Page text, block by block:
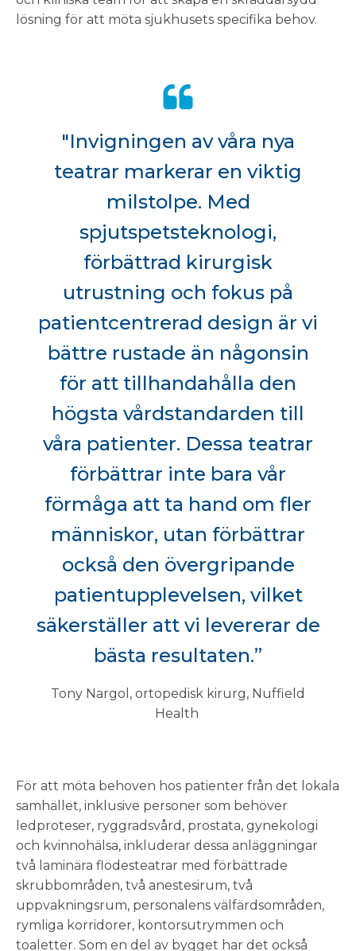
lösning för att möta sjukhusets specifika behov.
"Invigningen av våra nya
teatrar markerar en viktig
milstolpe. Med
spjutspetsteknologi,
förbättrad kirurgisk
utrustning och fokus på
patientcentrerad design är vi
bättre rustade än någonsin
för att tillhandahålla den
högsta vårdstandarden till
våra patienter. Dessa teatrar
förbättrar inte bara vår
förmåga att ta hand om fler
människor, utan förbättrar
också den övergripande
patientupplevelsen, vilket
säkerställer att vi levererar de
bästa resultaten.”
Tony Nargol, ortopedisk kirurg, Nuffield
Health
För att möta behoven hos patienter från det lokala
samhället, inklusive personer som behöver
ledproteser, ryggradsvård, prostata, gynekologi
och kvinnohälsa, inkluderar dessa anläggningar
två laminära flödesteatrar med förbättrade
skrubbområden, två anestesirum, två
uppvakningsrum, personalens välfärdsområden,
rymliga korridorer, kontorsutrymmen och
toaletter. Som en del av bygget har det också